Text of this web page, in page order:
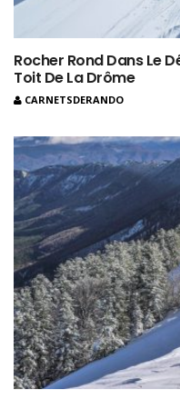
Rocher Rond Dans Le
Toit De La Drôme
CARNETSDERANDO